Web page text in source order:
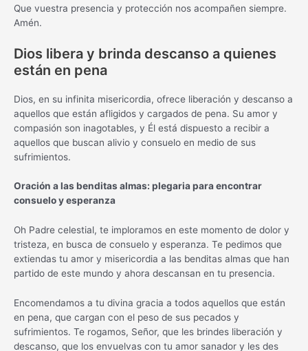
Que vuestra presencia y protección nos acompañen siempre.
Amén.
Dios libera y brinda descanso a quienes
están en pena
Dios, en su infinita misericordia, ofrece liberación y descanso a
aquellos que están afligidos y cargados de pena. Su amor y
compasión son inagotables, y Él está dispuesto a recibir a
aquellos que buscan alivio y consuelo en medio de sus
sufrimientos.
Oración a las benditas almas: plegaria para encontrar
consuelo y esperanza
Oh Padre celestial, te imploramos en este momento de dolor y
tristeza, en busca de consuelo y esperanza. Te pedimos que
extiendas tu amor y misericordia a las benditas almas que han
partido de este mundo y ahora descansan en tu presencia.
Encomendamos a tu divina gracia a todos aquellos que están
en pena, que cargan con el peso de sus pecados y
sufrimientos. Te rogamos, Señor, que les brindes liberación y
descanso, que los envuelvas con tu amor sanador y les des